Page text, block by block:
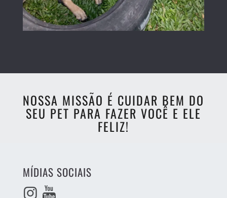
NOSSA MISSÃO É CUIDAR BEM DO
SEU PET PARA FAZER VOCÊ E ELE
FELIZ!
MÍDIAS SOCIAIS